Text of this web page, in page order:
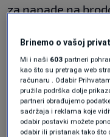
za napade na
diljem zemlje.
Riječ je o
sukobu koji se
listopada kada
Brinemo o vašoj
Mi i naši 603 partneri
kao što su pretraga web
računaru . Odabir
pružila podrška dolje
partneri obrađujemo
sadržaja i reklama koje
odabir postavki možete
odabir ili pristanak tako što